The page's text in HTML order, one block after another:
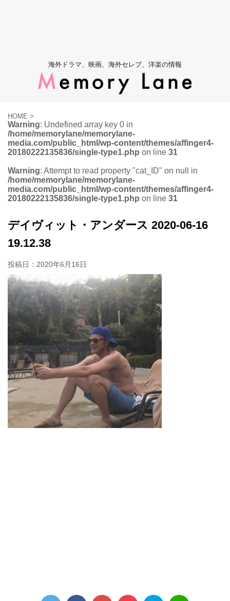
海外ドラマ、映画、海外セレブ、洋楽の情報
HOME >
Warning: Undefined array key 0 in
/home/memorylane/memorylane-
media.com/public_html/wp-content/themes/affinger4-
20180222135836/single-type1.php on line 31
Warning: Attempt to read property "cat_ID" on null in
/home/memorylane/memorylane-
media.com/public_html/wp-content/themes/affinger4-
20180222135836/single-type1.php on line 31
デイヴィット・アンダース 2020-06-16
19.12.38
投稿日： 2020年6月16日